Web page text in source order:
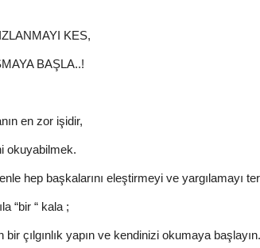
KES,
BAŞLA..!
en zor işidir,
okuyabilmek.
hep başkalarını eleştirmeyi ve yargılamayı
“bir “ kala ;
bir çılgınlık yapın ve kendinizi okumaya başlayın.